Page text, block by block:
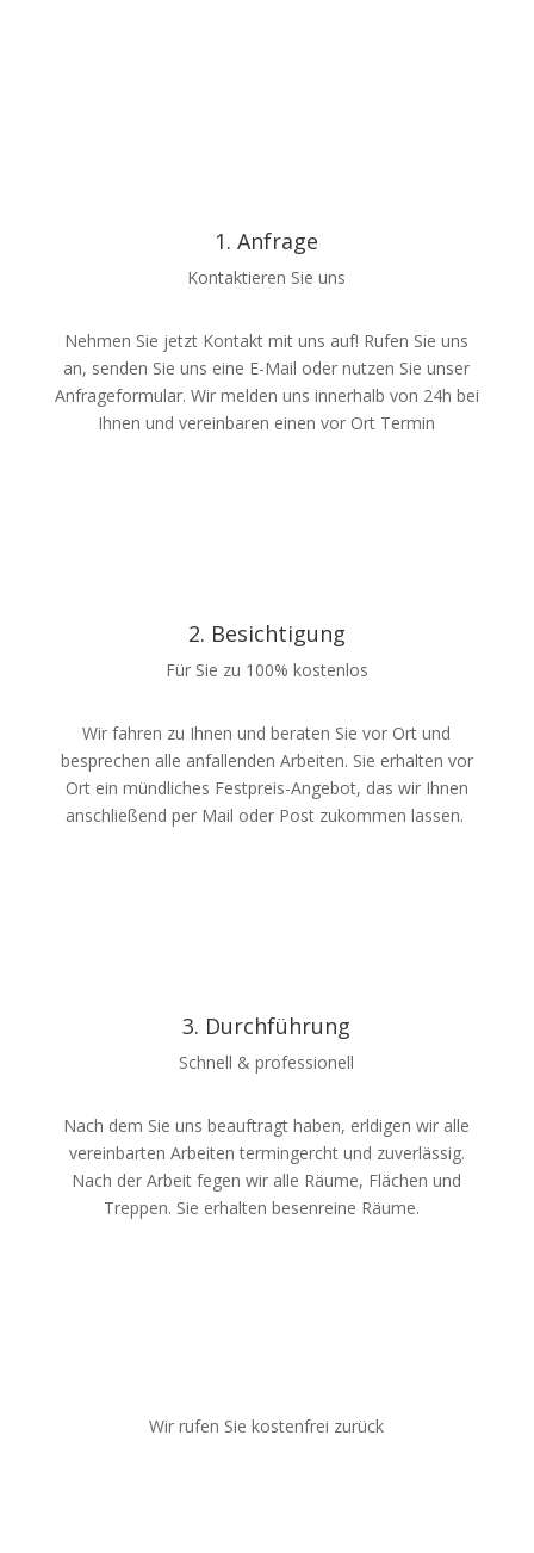
1. Anfrage
Kontaktieren Sie uns
Nehmen Sie jetzt Kontakt mit uns auf! Rufen Sie uns
an, senden Sie uns eine E-Mail oder nutzen Sie unser
Anfrageformular. Wir melden uns innerhalb von 24h bei
Ihnen und vereinbaren einen vor Ort Termin
2. Besichtigung
Für Sie zu 100% kostenlos
Wir fahren zu Ihnen und beraten Sie vor Ort und
besprechen alle anfallenden Arbeiten. Sie erhalten vor
Ort ein mündliches Festpreis-Angebot, das wir Ihnen
anschließend per Mail oder Post zukommen lassen.
3. Durchführung
Schnell & professionell
Nach dem Sie uns beauftragt haben, erldigen wir alle
vereinbarten Arbeiten termingercht und zuverlässig.
Nach der Arbeit fegen wir alle Räume, Flächen und
Treppen. Sie erhalten besenreine Räume.
Wir rufen Sie kostenfrei zurück